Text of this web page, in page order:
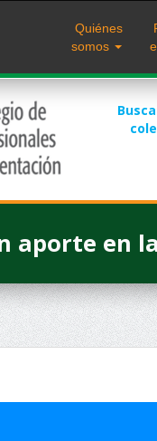
Quiénes
somos
aporte en